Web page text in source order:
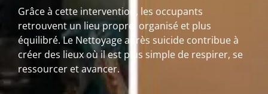
Grâce à cette intervention, les occupants
retrouvent un lieu propre, organisé et plus
équilibré. Le Nettoyage après suicide contribue à
créer des lieux où il est plus simple de respirer, se
ressourcer et avancer.